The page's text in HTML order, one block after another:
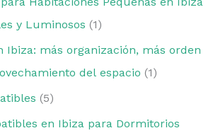
y Luminosos
1
Ibiza: más organización, más orden
del espacio
1
5
en Ibiza para Dormitorios